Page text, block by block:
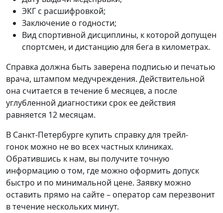
ЭКГ с расшифровкой;
Заключение о годности;
Вид спортивной дисциплины, к которой допущен
спортсмен, и дистанцию для бега в километрах.
Справка должна быть заверена подписью и печатью
врача, штампом медучреждения. Действительной
она считается в течение 6 месяцев, а после
углубленной диагностики срок ее действия
равняется 12 месяцам.
В Санкт-Петербурге купить справку для трейл-
гонок можно не во всех частных клиниках.
Обратившись к нам, вы получите точную
информацию о том, где можно оформить допуск
быстро и по минимальной цене. Заявку можно
оставить прямо на сайте – оператор сам перезвонит
в течение нескольких минут.